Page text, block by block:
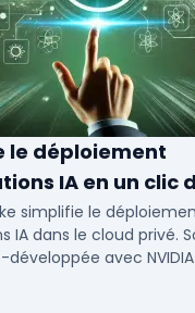
le déploiement
IA en un clic
simplifie le
IA dans le cloud privé.
avec NVIDIA
: performance et